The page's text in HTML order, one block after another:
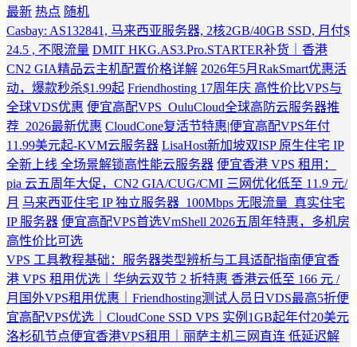
最新 热点 随机
Casbay: AS132841, 马来西亚服务器, 2核2GB/40GB SSD, 月付$
24.5 , 不限流量 DMIT HKG.AS3.Pro.STARTER补货｜香港
CN2 GIA精品云主机配置价格详解 2026年5月RakSmart优惠活
动，爆款秒杀$1.99起 Friendhosting 17周年庆 高性价比VPS与
全球VDS优惠 便宜高配VPS_OuluCloud全球高防云服务器推
荐_2026最新优惠 CloudCone复活节特惠|便宜高配VPS年付
11.99美元起-KVM云服务器 LisaHost新加坡双ISP 原生住宅 IP
全新上线 全场景解锁高性能云服务器 便宜香港 VPS 租用：
pia 云五周年大促，CN2 GIA/CUG/CMI 三网优化低至 11.9 元/
月 马来西亚住宅 IP 独立服务器_100Mbps 无限流量_真实住宅
IP 服务器 便宜高配VPS首选VmShell 2026五周年特惠，多机房
高性价比可选
VPS 工具教程基础：服务器类型辨析与工具适配指南便宜香
港 VPS 租用优选｜华纳云双节 2 折特惠 香港云低至 166 元 /
月 国外VPS租用优惠｜Friendhosting测试人员日VDS最高5折便
宜高配VPS优选｜CloudCone SSD VPS 实例1GB起年付20美元
洛杉矶节点便宜香港VPS租用｜丽萨主机三网直连 低延迟解